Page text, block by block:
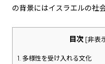
の背景にはイスラエルの社
目次 [非表
1. 多様性を受け入れる文化